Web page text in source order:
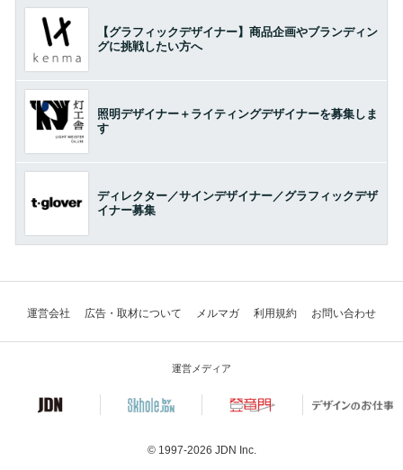
【グラフィックデザイナー】商品企画やブランディン
グに挑戦したい方へ
照明デザイナー＋ライティングデザイナーを募集しま
す
ディレクター／サインデザイナー／グラフィックデザ
イナー募集
運営会社 広告・取材について メルマガ 利用規約 お問い合わせ
運営メディア
© 1997-2026 JDN Inc.